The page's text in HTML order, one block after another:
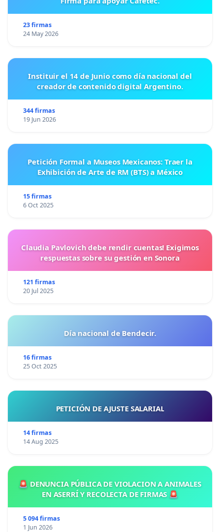
23 firmas
24 May 2026
Instituir el 14 de Junio como día nacional del
creador de contenido digital Argentino.
344 firmas
19 Jun 2026
Petición Formal a Museos Mexicanos: Traer la
Exhibición de Arte de RM (BTS) a México
15 firmas
6 Oct 2025
Claudia Pavlovich debe rendir cuentas! Exigimos
respuestas sobre su gestión en Sonora
121 firmas
20 Jul 2025
Día nacional de Bendecir.
16 firmas
25 Oct 2025
PETICIÓN DE AJUSTE SALARIAL
14 firmas
14 Aug 2025
🚨 DENUNCIA PÚBLICA DE VIOLACION A ANIMALES
EN ASERRÍ Y RECOLECTA DE FIRMAS 🚨
5 094 firmas
1 Jun 2026